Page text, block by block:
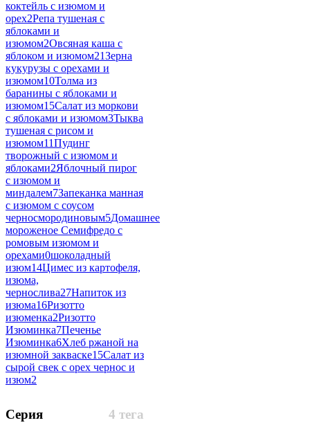
коктейль с изюмом и
орех2Репа тушеная с
яблоками и
изюмом2Овсяная каша с
яблоком и изюмом21Зерна
кукурузы с орехами и
изюмом10Толма из
баранины с яблоками и
изюмом15Салат из моркови
с яблоками и изюмом3Тыква
тушеная с рисом и
изюмом11Пудинг
творожный с изюмом и
яблоками2Яблочный пирог
с изюмом и
миндалем7Запеканка манная
с изюмом с соусом
черносмородиновым5Домашнее
мороженое Семифредо с
ромовым изюмом и
орехами0шоколадный
изюм14Цимес из картофеля,
изюма,
чернослива27Напиток из
изюма16Ризотто
изюменка2Ризотто
Изюминка7Печенье
Изюминка6Хлеб ржаной на
изюмной закваске15Салат из
сырой свек с орех чернос и
изюм2
4 тега
Серия